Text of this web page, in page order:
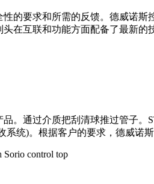
的要求和所需的反馈。德威诺
在互联和功能方面配备了最新的
。通过介质把刮清球推过管子
统)。根据客户的要求，德威诺